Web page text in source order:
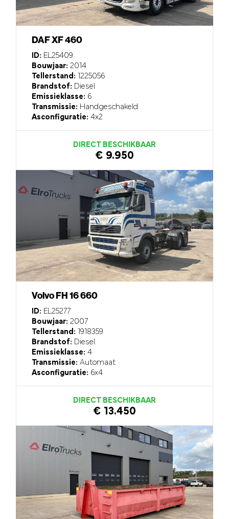
DAF XF 460
ID: EL25409
Bouwjaar: 2014
Tellerstand: 1225056
Brandstof: Diesel
Emissieklasse: 6
Transmissie: Handgeschakeld
Asconfiguratie: 4x2
DIRECT BESCHIKBAAR
€ 9.950
Volvo FH 16 660
ID: EL25277
Bouwjaar: 2007
Tellerstand: 1918359
Brandstof: Diesel
Emissieklasse: 4
Transmissie: Automaat
Asconfiguratie: 6x4
DIRECT BESCHIKBAAR
€ 13.450